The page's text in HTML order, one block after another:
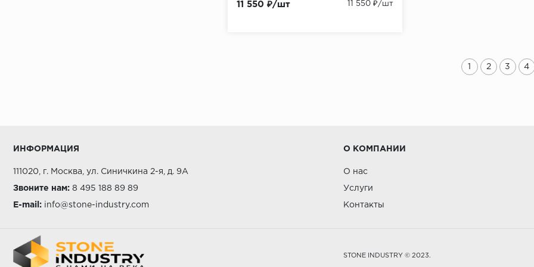
11 550 ₽/шт 11 550 ₽/шт
1 2 3 4
ИНФОРМАЦИЯ
111020, г. Москва, ул. Синичкина 2-я, д. 9А
Звоните нам: 8 495 188 89 89
E-mail: info@stone-industry.com
О КОМПАНИИ
О нас
Услуги
Контакты
STONE INDUSTRY © 2023.